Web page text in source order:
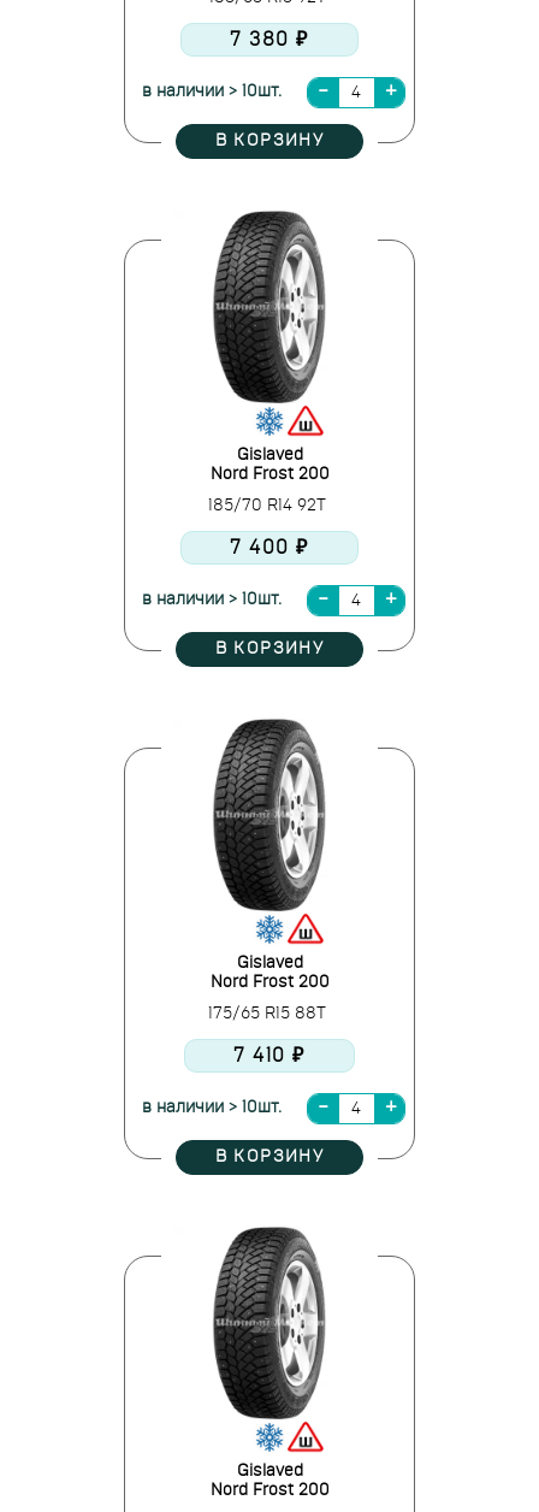
7 380 ₽
в наличии > 10шт.
В КОРЗИНУ
Gislaved
Nord Frost 200
185/70 R14 92T
7 400 ₽
в наличии > 10шт.
В КОРЗИНУ
Gislaved
Nord Frost 200
175/65 R15 88T
7 410 ₽
в наличии > 10шт.
В КОРЗИНУ
Gislaved
Nord Frost 200